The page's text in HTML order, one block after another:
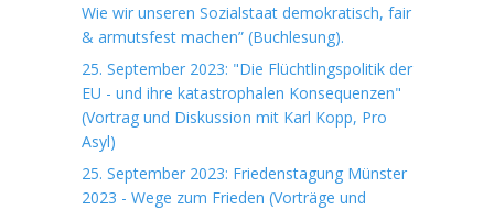
Wie wir unseren Sozialstaat demokratisch, fair
& armutsfest machen” (Buchlesung).
25. September 2023: "Die Flüchtlingspolitik der
EU - und ihre katastrophalen Konsequenzen"
(Vortrag und Diskussion mit Karl Kopp, Pro
Asyl)
25. September 2023: Friedenstagung Münster
2023 - Wege zum Frieden (Vorträge und